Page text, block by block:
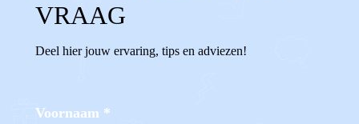
VRAAG
Deel hier jouw ervaring, tips en adviezen!
Voornaam *